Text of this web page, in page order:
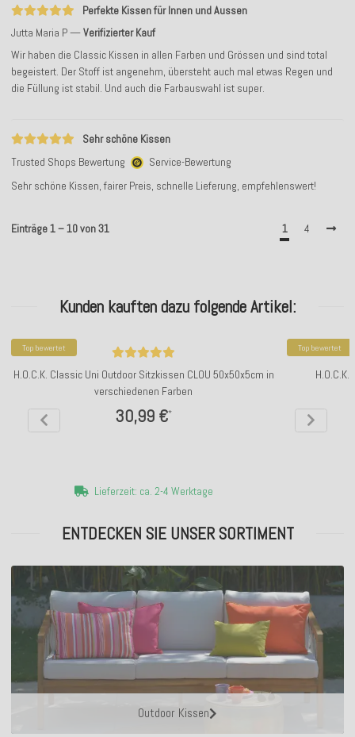
Perfekte Kissen für Innen und Aussen
Jutta Maria P
Verifizierter Kauf
Wir haben die Classic Kissen in allen Farben und Grössen und sind total
begeistert. Der Stoff ist angenehm, übersteht auch mal etwas Regen und
die Füllung ist stabil. Und auch die Farbauswahl ist super.
Sehr schöne Kissen
Trusted Shops Bewertung
Service-Bewertung
Sehr schöne Kissen, fairer Preis, schnelle Lieferung, empfehlenswert!
Einträge 1 – 10 von 31 1 4
Kunden kauften dazu folgende Artikel:
Top bewertet
H.O.C.K. Classic Uni Outdoor Sitzkissen CLOU 50x50x5cm in
verschiedenen Farben
30,99 €*
Lieferzeit: ca. 2-4 Werktage
Top bewertet
ENTDECKEN SIE UNSER SORTIMENT
Outdoor Kissen